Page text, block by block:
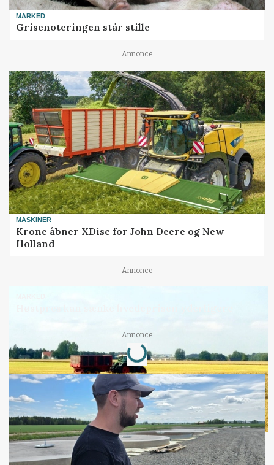
MARKED
Grisenoteringen står stille
Annonce
MASKINER
Krone åbner XDisc for John Deere og New
Holland
Annonce
Annonce
Loading...